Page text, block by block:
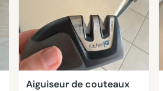
Aiguiseur de couteaux